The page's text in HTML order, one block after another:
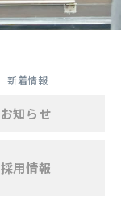
新着情報
お知らせ
採用情報